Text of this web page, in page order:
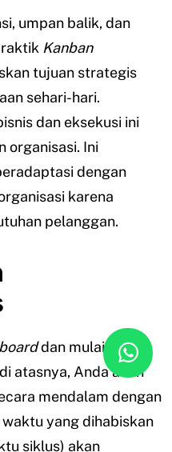
umpan balik, dan
Kanban
tujuan strategis
sehari-hari.
dan eksekusi ini
organisasi. Ini
dengan
karena
pelanggan.
dan mulai
atasnya, Anda akan
mendalam dengan
yang dihabiskan
siklus) akan